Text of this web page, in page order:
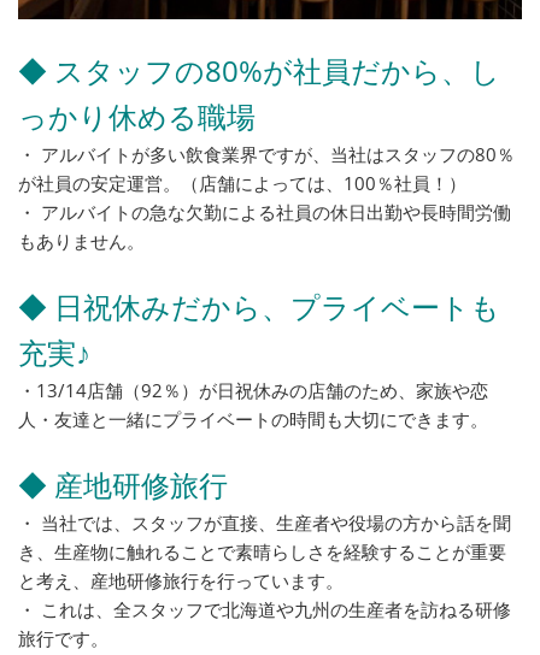
◆ スタッフの80%が社員だから、し
っかり休める職場
・ アルバイトが多い飲食業界ですが、当社はスタッフの80％
が社員の安定運営。（店舗によっては、100％社員！）
・ アルバイトの急な欠勤による社員の休日出勤や長時間労働
もありません。
◆ 日祝休みだから、プライベートも
充実♪
・13/14店舗（92％）が日祝休みの店舗のため、家族や恋
人・友達と一緒にプライベートの時間も大切にできます。
◆ 産地研修旅行
・ 当社では、スタッフが直接、生産者や役場の方から話を聞
き、生産物に触れることで素晴らしさを経験することが重要
と考え、産地研修旅行を行っています。
・ これは、全スタッフで北海道や九州の生産者を訪ねる研修
旅行です。